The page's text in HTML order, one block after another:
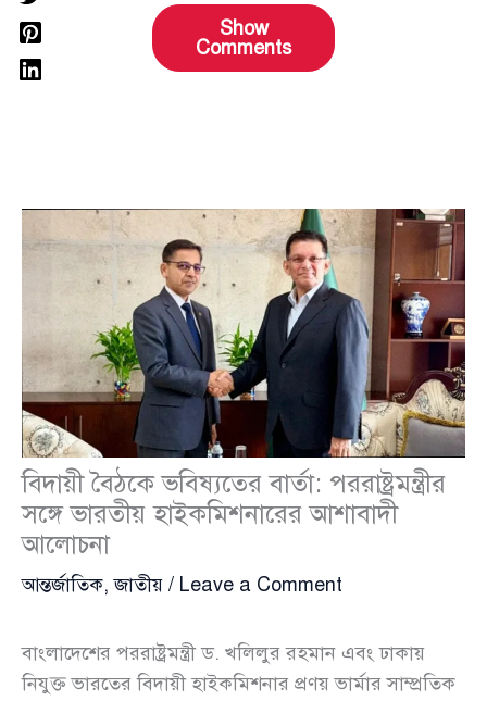
Show
Comments
বিদায়ী বৈঠকে ভবিষ্যতের বার্তা: পররাষ্ট্রমন্ত্রীর
সঙ্গে ভারতীয় হাইকমিশনারের আশাবাদী
আলোচনা
আন্তর্জাতিক,জাতীয় / Leave a Comment
বাংলাদেশের পররাষ্ট্রমন্ত্রী ড. খলিলুর রহমান এবং ঢাকায়
নিযুক্ত ভারতের বিদায়ী হাইকমিশনার প্রণয় ভার্মার সাম্প্রতিক